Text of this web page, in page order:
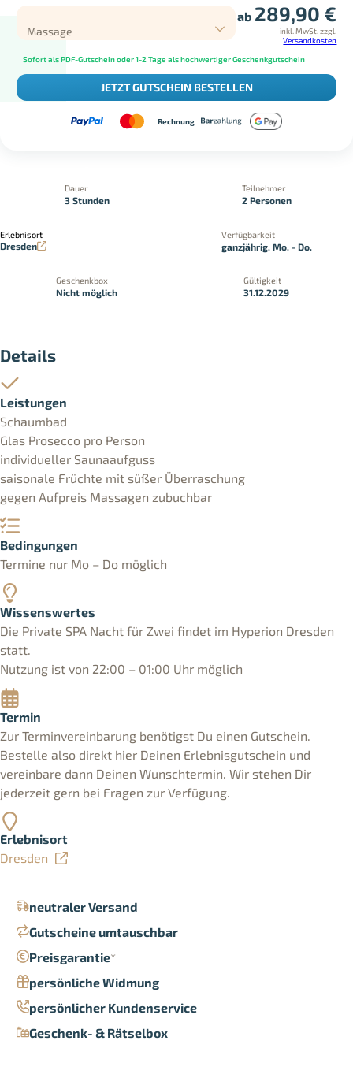
Massage
ab 289,90 €
inkl. MwSt. zzgl.
Versandkosten
Sofort als PDF-Gutschein oder 1-2 Tage als hochwertiger Geschenkgutschein
JETZT GUTSCHEIN BESTELLEN
Rechnung
Dauer
3 Stunden
Teilnehmer
2 Personen
Erlebnisort
Dresden
Verfügbarkeit
ganzjährig, Mo. - Do.
Geschenkbox
Nicht möglich
Gültigkeit
31.12.2029
neutraler Versand
Gutscheine umtauschbar
Preisgarantie*
persönliche Widmung
persönlicher Kundenservice
Geschenk- & Rätselbox
Details
Leistungen
Schaumbad
Glas Prosecco pro Person
individueller Saunaaufguss
saisonale Früchte mit süßer Überraschung
gegen Aufpreis Massagen zubuchbar
Bedingungen
Termine nur Mo – Do möglich
Wissenswertes
Die Private SPA Nacht für Zwei findet im Hyperion Dresden
statt.
Nutzung ist von 22:00 – 01:00 Uhr möglich
Termin
Zur Terminvereinbarung benötigst Du einen Gutschein.
Bestelle also direkt hier Deinen Erlebnisgutschein und
vereinbare dann Deinen Wunschtermin. Wir stehen Dir
jederzeit gern bei Fragen zur Verfügung.
Erlebnisort
Dresden